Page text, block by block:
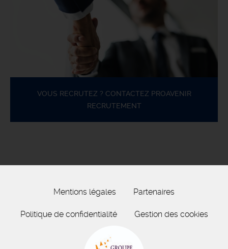
VOUS RECRUTEZ ? CONTACTEZ PROAVENIR
RECRUTEMENT
Mentions légales Partenaires
Politique de confidentialité Gestion des cookies